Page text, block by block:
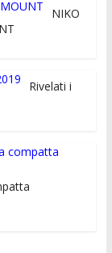
NIKO
Rivelati i